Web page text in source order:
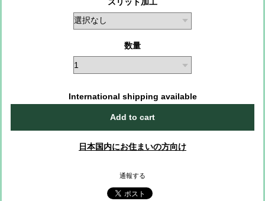
数量
International shipping available
Add to cart
日本国内にお住まいの方向け
通報する